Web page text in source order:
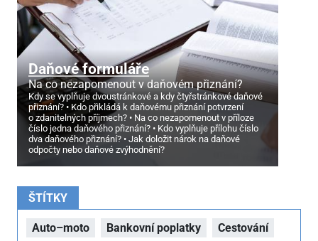
Daňové formuláře
Na co nezapomenout v daňovém přiznání?
Kdy se vyplňuje dvoustránkové a kdy čtyřstránkové daňové
přiznání?
Kdo přikládá k daňovému přiznání potvrzení
o zdanitelných příjmech?
Na co nezapomenout v příloze
číslo jedna daňového přiznání?
Kdo vyplňuje přílohu číslo
dva daňového přiznání?
Jak doložit nárok na daňové
odpočty nebo daňové zvýhodnění?
ŠTÍTKY
Auto–moto Bankovní poplatky Cestování